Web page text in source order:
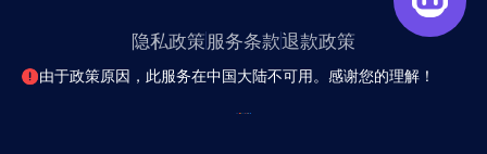
隐私政策服务条款退款政策
由于政策原因，此服务在中国大陆不可用。感谢您的理解！